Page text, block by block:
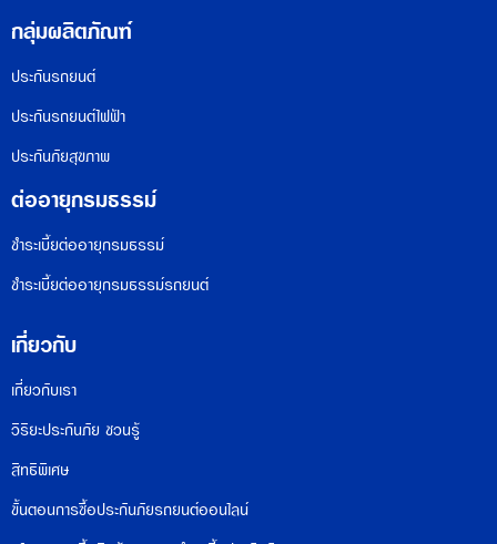
กลุ่มผลิตภัณฑ์
ประกันรถยนต์
ประกันรถยนต์ไฟฟ้า
ประกันภัยสุขภาพ
ต่ออายุกรมธรรม์
ชำระเบี้ยต่ออายุกรมธรรม์
ชำระเบี้ยต่ออายุกรมธรรม์รถยนต์
เกี่ยวกับ
เกี่ยวกับเรา
วิริยะประกันภัย ชวนรู้
สิทธิพิเศษ
ขั้นตอนการซื้อประกันภัยรถยนต์ออนไลน์